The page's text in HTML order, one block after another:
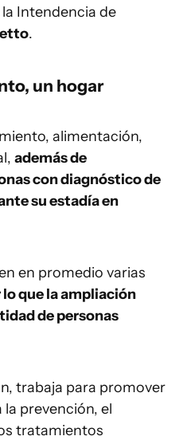
Intendencia de
.
un hogar
alimentación,
además de
con diagnóstico de
su estadía en
en promedio varias
lo que la ampliación
de personas
trabaja para promover
la prevención, el
tratamientos